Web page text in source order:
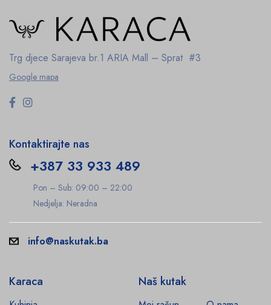
Trg djece Sarajeva br.1 ARIA Mall – Sprat #3
Google mapa
Kontaktirajte nas
+387 33 933 489
Pon – Sub: 09:00 – 22:00
Nedjelja: Neradna
info@naskutak.ba
Karaca Naš kutak